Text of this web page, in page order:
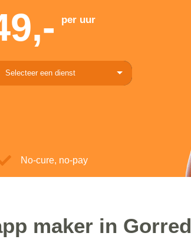
per uur
Selecteer een dienst
No-cure, no-pay
maker in